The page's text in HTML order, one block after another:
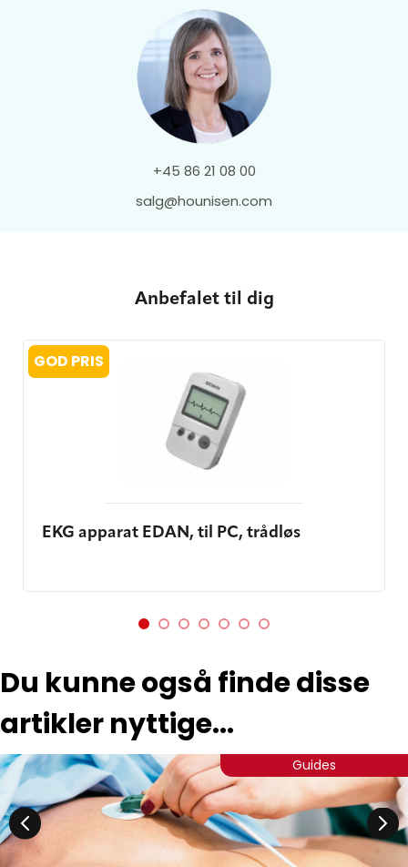
Følg vejledningen trin for trin
Start download af softwaren kan
anvendes til Windows 10 og 11 :
Version 2.20: Klikher
hjørne. Vælg muligheden
+45 86 21 08 00
salg@hounisen.com
Anbefalet til dig
GOD PRIS
EKG apparat EDAN, til PC, trådløs
Du kunne også finde disse
artikler nyttige...
Guides